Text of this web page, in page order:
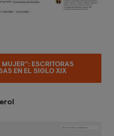
ESCRITORAS
EN EL SIGLO XIX